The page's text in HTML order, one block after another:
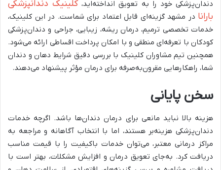
دندان‌پزشکی خود را به تعویق انداخته‌اید،کلینیک دندانپزشکی
بارانا در مشهد گزینه‌ای قابل اعتماد برای شماست. در این کلینیک،
خدمات تخصصی ترمیم، درمان ریشه، زیبایی، جراحی و دندان‌پزشکی
کودکان با تعرفه‌ای منطقی و با امکان پرداخت اقساطی ارائه می‌شود.
همچنین تیم مشاوران کلینیک با بررسی دقیق شرایط دهان و دندان
شما، راهکارهایی مقرون‌به‌صرفه برای درمان مؤثر پیشنهاد می‌دهند.
سخن پایانی
هزینه بالا نباید مانعی برای درمان دندان‌ها باشد. اگرچه خدمات
دندان‌پزشکی هزینه‌بر هستند، اما با انتخاب آگاهانه و مراجعه به
مراکز درمانی معتبر، می‌توان خدمات باکیفیت را با قیمت مناسب
دریافت کرد. به‌جای تعویق درمان و افزایش مشکلات، بهتر است با